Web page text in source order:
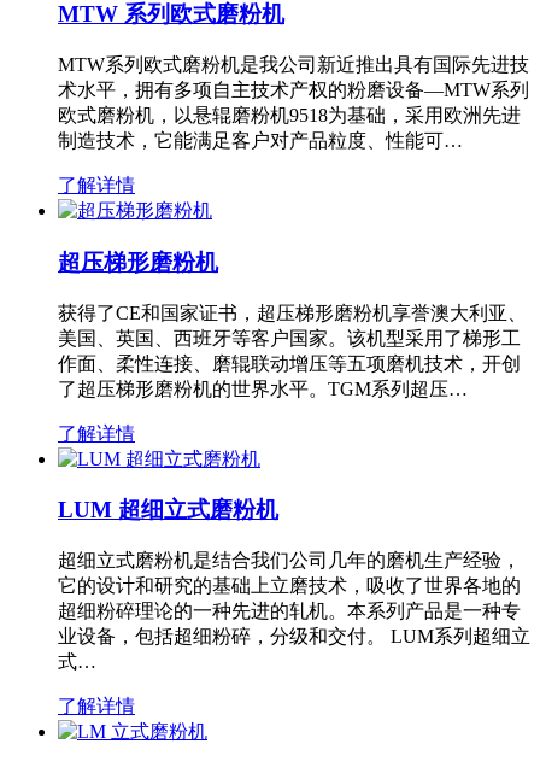
MTW 系列欧式磨粉机
MTW系列欧式磨粉机是我公司新近推出具有国际先进技
术水平，拥有多项自主技术产权的粉磨设备—MTW系列
欧式磨粉机，以悬辊磨粉机9518为基础，采用欧洲先进
制造技术，它能满足客户对产品粒度、性能可…
了解详情
超压梯形磨粉机
获得了CE和国家证书，超压梯形磨粉机享誉澳大利亚、
美国、英国、西班牙等客户国家。该机型采用了梯形工
作面、柔性连接、磨辊联动增压等五项磨机技术，开创
了超压梯形磨粉机的世界水平。TGM系列超压…
了解详情
LUM 超细立式磨粉机
超细立式磨粉机是结合我们公司几年的磨机生产经验，
它的设计和研究的基础上立磨技术，吸收了世界各地的
超细粉碎理论的一种先进的轧机。本系列产品是一种专
业设备，包括超细粉碎，分级和交付。 LUM系列超细立
式…
了解详情